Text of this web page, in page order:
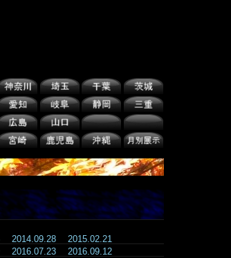
2014.09.28
2015.02.21
2016.07.23
2016.09.12